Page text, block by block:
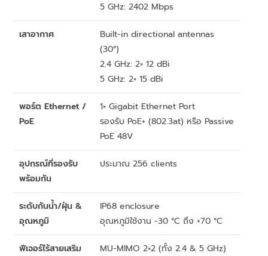
5 GHz: 2402 Mbps
เสาอากาศ
Built-in directional antennas
(30°)
2.4 GHz: 2× 12 dBi
5 GHz: 2× 15 dBi
พอร์ต Ethernet /
PoE
1× Gigabit Ethernet Port
รองรับ PoE+ (802.3at) หรือ Passive
PoE 48V
อุปกรณ์ที่รองรับ
พร้อมกัน
ประมาณ 256 clients
ระดับกันน้ำ/ฝุ่น &
อุณหภูมิ
IP68 enclosure
อุณหภูมิใช้งาน -30 °C ถึง +70 °C
ฟีเจอร์ไร้สายเสริม
MU-MIMO 2×2 (ทั้ง 2.4 & 5 GHz)